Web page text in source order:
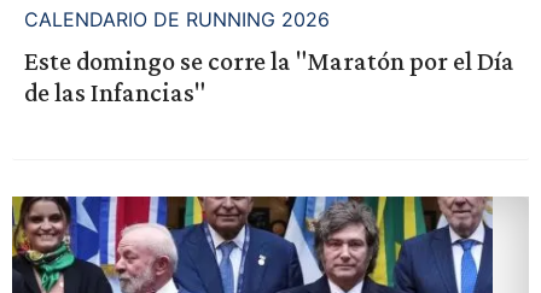
CALENDARIO DE RUNNING 2026
Este domingo se corre la "Maratón por el Día
de las Infancias"